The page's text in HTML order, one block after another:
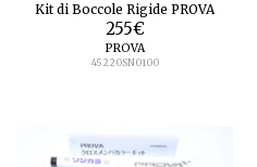
Kit di Boccole Rigide PROVA
255€
PROVA
45220SN0100